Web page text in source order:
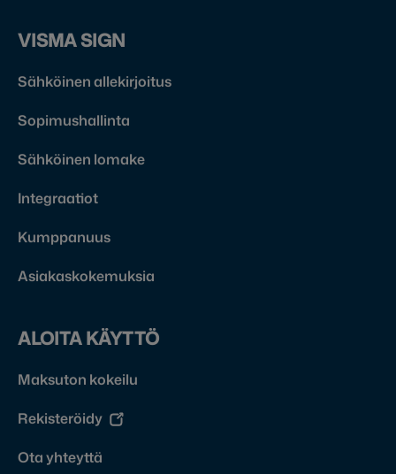
VISMA SIGN
Sähköinen allekirjoitus
Sopimushallinta
Sähköinen lomake
Integraatiot
Kumppanuus
Asiakaskokemuksia
ALOITA KÄYTTÖ
Maksuton kokeilu
Rekisteröidy
Ota yhteyttä